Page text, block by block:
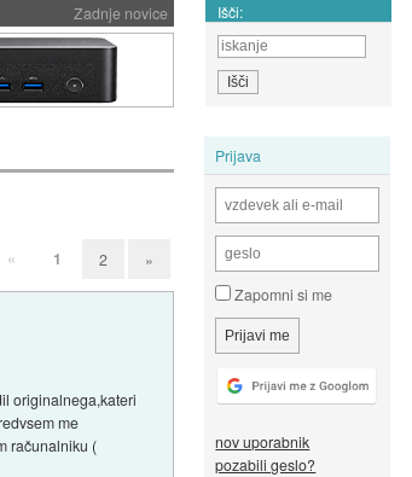
Zadnje novice Išči:
Prijava
Zapomni si me
nov uporabnik
pozabili geslo?
« 1 2 »
originalnega,kateri
me
računalniku (